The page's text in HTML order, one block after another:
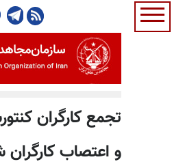
تجمع کارگران
و اعتصاب کارگران